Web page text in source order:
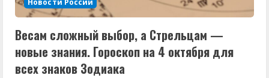
и
е
Новости России
Весам сложный выбор, а Стрельцам —
новые знания. Гороскоп на 4 октября для
всех знаков Зодиака